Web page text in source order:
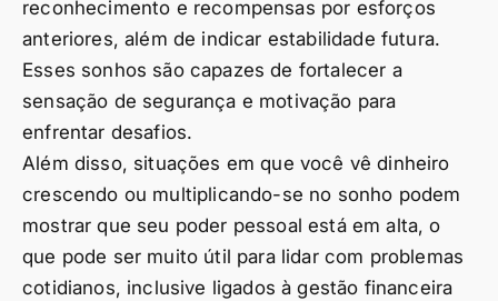
reconhecimento e recompensas por esforços
anteriores, além de indicar estabilidade futura.
Esses sonhos são capazes de fortalecer a
sensação de segurança e motivação para
enfrentar desafios.
Além disso, situações em que você vê dinheiro
crescendo ou multiplicando-se no sonho podem
mostrar que seu poder pessoal está em alta, o
que pode ser muito útil para lidar com problemas
cotidianos, inclusive ligados à gestão financeira